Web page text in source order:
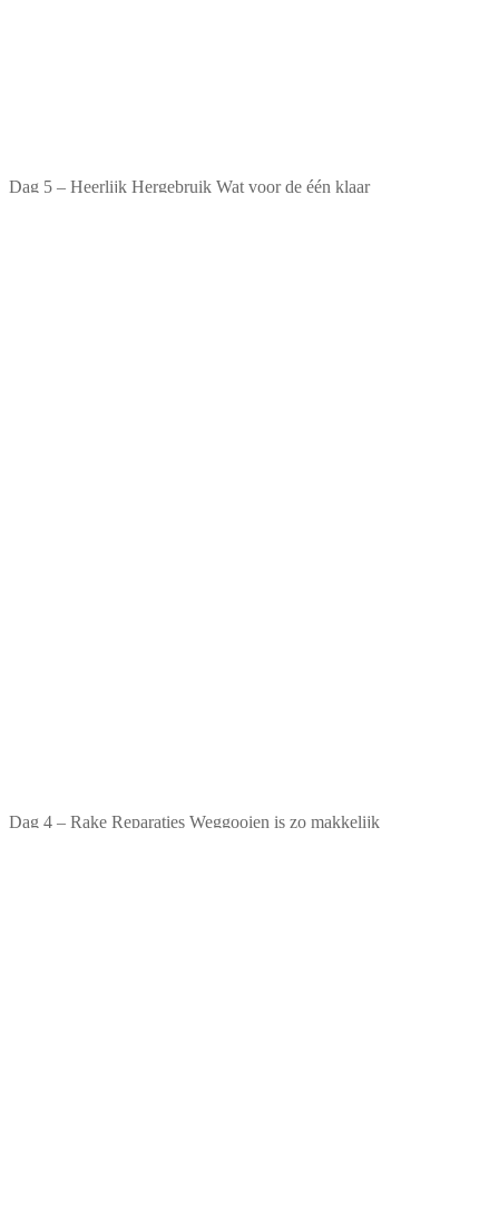
Dag 5 – Heerlijk Hergebruik Wat voor de één klaar
Dag 4 – Rake Reparaties Weggooien is zo makkelijk